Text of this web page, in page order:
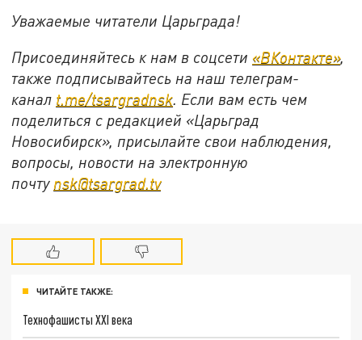
Уважаемые читатели Царьграда!
Присоединяйтесь к нам в соцсети «ВКонтакте»,
также подписывайтесь на наш телеграм-
канал t.me/tsargradnsk. Если вам есть чем
поделиться с редакцией «Царьград
Новосибирск», присылайте свои наблюдения,
вопросы, новости на электронную
почту nsk@tsargrad.tv
ЧИТАЙТЕ ТАКЖЕ:
Технофашисты XXI века